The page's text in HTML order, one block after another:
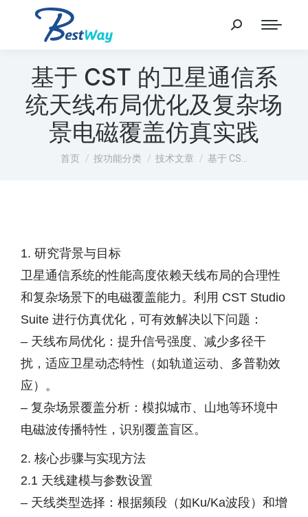
基于 CST 的卫星通信系
统天线布局优化及复杂场
景电磁覆盖仿真实践
您在这里：
首页 按功能分类 技术文章 基于 CS…
1. 研究背景与目标
卫星通信系统的性能高度依赖天线布局的合理性
和复杂场景下的电磁覆盖能力。利用 CST Studio
Suite 进行仿真优化，可有效解决以下问题：
– 天线布局优化：提升信号强度、减少多径干
扰，适应卫星动态特性（如轨道运动、多普勒效
应）。
– 复杂场景覆盖分析：模拟城市、山地等环境中
电磁波传播特性，识别覆盖盲区。
2. 核心步骤与实现方法
2.1 天线建模与参数设置
– 天线类型选择：根据频段（如Ku/Ka波段）和增